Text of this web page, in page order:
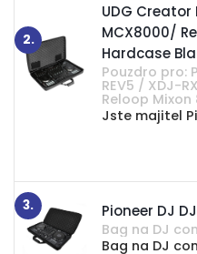
2.
UDG Creator
MCX8000/
Hardcase
Pouzdro pro:
REV5 / XDJ-
Reloop
3. Pioneer DJ
​Bag na DJ